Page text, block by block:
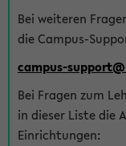
Bei weiteren
die Campus-
campus-
Bei Fragen zum
in dieser Liste die
Einrichtungen: